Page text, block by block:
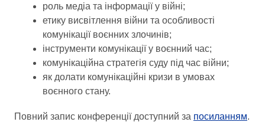
роль медіа та інформації у війні;
етику висвітлення війни та особливості
комунікації воєнних злочинів;
інструменти комунікації у воєнний час;
комунікаційна стратегія суду під час війни;
як долати комунікаційні кризи в умовах
воєнного стану.
Повний запис конференції доступний за посиланням.